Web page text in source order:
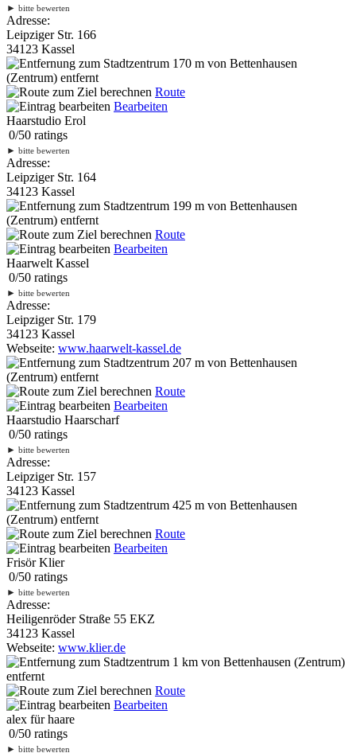
► bitte bewerten
Adresse:
Leipziger Str. 166
34123 Kassel
170 m von Bettenhausen
(Zentrum) entfernt
Route
Bearbeiten
Haarstudio Erol
0/50 ratings
► bitte bewerten
Adresse:
Leipziger Str. 164
34123 Kassel
199 m von Bettenhausen
(Zentrum) entfernt
Route
Bearbeiten
Haarwelt Kassel
0/50 ratings
► bitte bewerten
Adresse:
Leipziger Str. 179
34123 Kassel
Webseite: www.haarwelt-kassel.de
207 m von Bettenhausen
(Zentrum) entfernt
Route
Bearbeiten
Haarstudio Haarscharf
0/50 ratings
► bitte bewerten
Adresse:
Leipziger Str. 157
34123 Kassel
425 m von Bettenhausen
(Zentrum) entfernt
Route
Bearbeiten
Frisör Klier
0/50 ratings
► bitte bewerten
Adresse:
Heiligenröder Straße 55 EKZ
34123 Kassel
Webseite: www.klier.de
1 km von Bettenhausen (Zentrum)
entfernt
Route
Bearbeiten
alex für haare
0/50 ratings
► bitte bewerten